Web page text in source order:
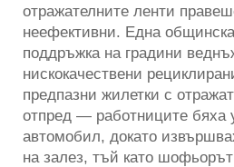
отражателните ленти
неефективни. Една
поддръжка на градини
нискокачествени
предпазни жилетки с
отпред — работниците бяха
автомобил, докато
на залез, тъй като